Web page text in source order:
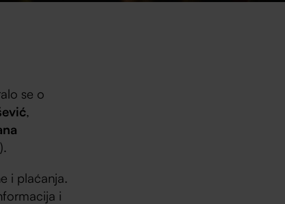
se o
,
).
i plaćanja.
i